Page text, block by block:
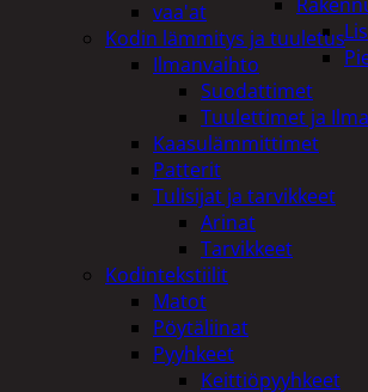
vaa'at
Kodin lämmitys ja tuuletus
Ilmanvaihto
Suodattimet
Tuulettimet ja
Kaasulämmittimet
Patterit
Tulisijat ja tarvikkeet
Arinat
Tarvikkeet
Kodintekstiilit
Matot
Pöytäliinat
Pyyhkeet
Keittiöpyyhkeet